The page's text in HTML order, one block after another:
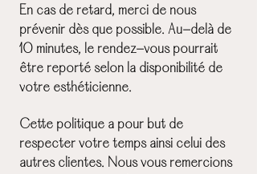
En cas de retard, merci de nous
prévenir dès que possible. Au-delà de
10 minutes, le rendez-vous pourrait
être reporté selon la disponibilité de
votre esthéticienne.
Cette politique a pour but de
respecter votre temps ainsi celui des
autres clientes. Nous vous remercions